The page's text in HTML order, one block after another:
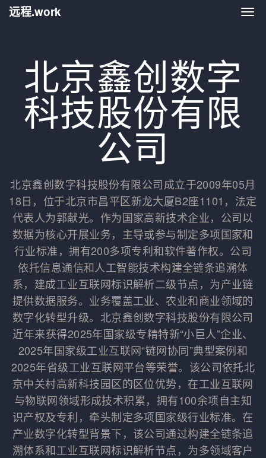
远
远程.work
北京鑫创数字
科技股份有限
公司
北京鑫创数字科技股份有限公司成立于2009年05月
18日，位于北京市昌平区新龙大厦B2座1101，法定
代表人为郭献光。作为国家高新技术企业，公司以
数据为核心开展业务，主导或参与制定多项国家和
行业标准，拥有200多项专利和软件著作权。公司
依托信息通信和人工智能技术构建全链条追溯体
系，建成工业互联网标识解析二级节点，为产业链
提供数据服务。业务覆盖工业、农业和商业领域的
数字化转型升级。北京鑫创数字科技股份有限公司
近年来获得2025年国家级专精特新“小巨人”企业、
2025年国家级工业互联网“链网协同”典型案例和
2025年省级工业互联网平台等荣誉。该公司依托北
京中关村高新科技园区的区位优势，在工业互联网
与物联网领域形成技术积累，拥有100余项自主知
识产权及专利，牵头制定多项国家级行业标准。在
产业数字化转型背景下，该公司通过构建全链条追
溯体系和工业互联网标识解析节点，为多领域客户